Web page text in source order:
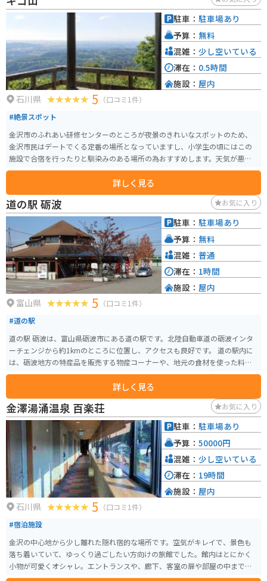
走る国道156号線は、ツーリングコースとしても人気があります。 周辺に
は、庄川峡や世界遺産の五箇山など、観光スポットも豊富です。道の駅 庄川
を拠点に、富山県の自然や文化を満喫してみてはいかがでしょうか。
石川県 5 （口コミ1件）
#絶景スポット
金沢市のふれあい研修センターのところが夜景のきれいなスポットのため、
金沢市民はデートでくる定番の場所となっていますし、小学生の頃にはこの
施設で合宿を行ったりと馴染みのある場所の為おすすめします。天気が悪い
場合にはこの施設の中で時間つぶしもできるかと思われます。
詳しく見る
駐車： 駐車場あり
予算： 無料
混雑： 少し空いている
滞在： 0.5時間
施設： 屋内
道の駅 砺波 お気に入り
富山県 5 （口コミ1件）
#道の駅
道の駅 砺波は、富山県砺波市にある道の駅です。北陸自動車道の砺波インタ
ーチェンジから約1kmのところに位置し、アクセスも良好です。 道の駅内に
は、砺波地方の特産品を販売する物産コーナーや、地元の食材を使った料理
を提供するレストランがあります。特に、砺波ブランドとして有名なチュー
リップを使った商品や、新鮮な野菜はおすすめです。 また、道の駅 砺波は、
周辺の観光スポットへの拠点としても便利です。車で約10分のところには、
砺波チューリップ公園があり、毎年春には色とりどりのチューリップが咲き
誇る風景を楽しむことができます。バイクで訪れる場合は、道の駅の駐車場
にバイク専用のスペースがあるので安心です。砺波平野を走る快適な道路も
多いので、ツーリングにも最適です。 周辺には、庄川峡や五箇山など、自然
豊かな観光スポットも点在しています。道の駅で観光パンフレットを入手し
て、富山観光を満喫してください！
詳しく見る
駐車： 駐車場あり
予算： 無料
混雑： 普通
滞在： 1時間
施設： 屋内
金澤湯涌温泉 百楽荘 お気に入り
石川県 5 （口コミ1件）
#宿泊施設
金沢の中心地から少し離れた隠れ宿的な場所です。空気がキレイで、景色も
落ち着いていて、ゆっくり過ごしたい方向けの旅館でした。館内はとにかく
小物が可愛くオシャレ。エントランスや、廊下、客室の扉や部屋の中までと
にかく和柄中心で優雅な雰囲気でした。チェックインまでの間、ウェルカム
駐車： 駐車場あり
予算： 50000円
混雑： 少し空いている
滞在： 19時間
施設： 屋内